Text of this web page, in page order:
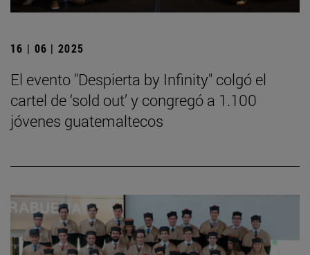
16 | 06 | 2025
El evento "Despierta by Infinity" colgó el
cartel de ‘sold out’ y congregó a 1.100
jóvenes guatemaltecos